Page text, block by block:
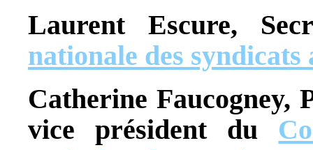
Laurent Escure,
nationale des
Catherine Faucogney,
vice président du